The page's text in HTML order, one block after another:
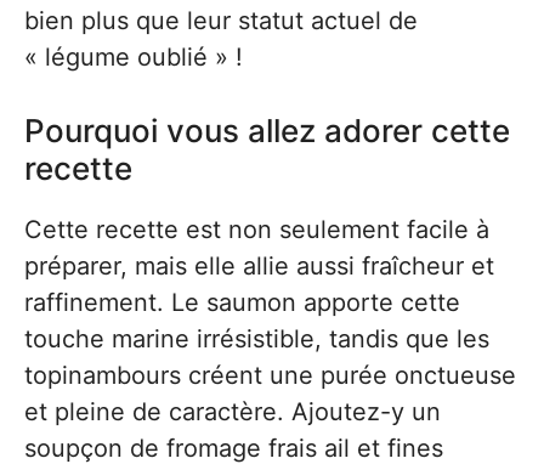
bien plus que leur statut actuel de
« légume oublié » !
Pourquoi vous allez adorer cette
recette
Cette recette est non seulement facile à
préparer, mais elle allie aussi fraîcheur et
raffinement. Le saumon apporte cette
touche marine irrésistible, tandis que les
topinambours créent une purée onctueuse
et pleine de caractère. Ajoutez-y un
soupçon de fromage frais ail et fines